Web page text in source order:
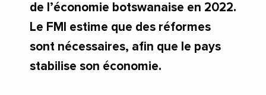
de l’économie botswanaise en 2022.
Le FMI estime que des réformes
sont nécessaires, afin que le pays
stabilise son économie.